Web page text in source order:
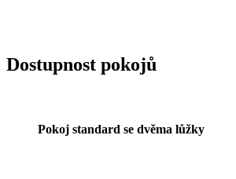
Dostupnost pokojů
Pokoj standard se dvěma lůžky